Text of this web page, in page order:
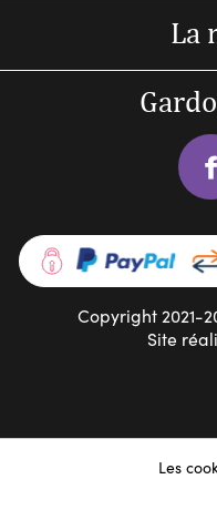
La
Copyright 2021-
Site
Les